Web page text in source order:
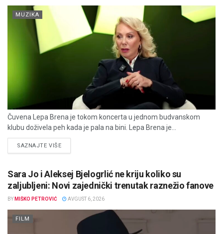
MUZIKA
Čuvena Lepa Brena je tokom koncerta u jednom budvanskom
klubu doživela peh kada je pala na bini. Lepa Brena je...
SAZNAJTE VIŠEDETAILS
Sara Jo i Aleksej Bjelogrlić ne kriju koliko su
zaljubljeni: Novi zajednički trenutak raznežio fanove
BY MIŠKO PETROVIĆ AVGUST 6, 2026
FILM